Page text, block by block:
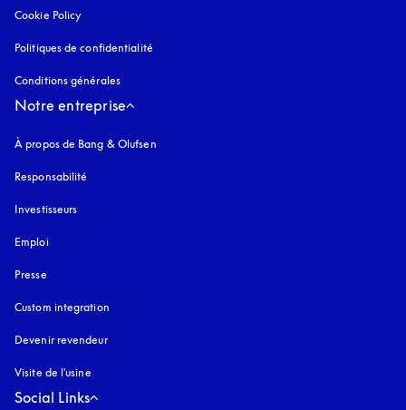
Cookie Policy
Politiques de confidentialité
Conditions générales
Notre entreprise
À propos de Bang & Olufsen
Responsabilité
Investisseurs
Emploi
Presse
Custom integration
Devenir revendeur
Visite de l'usine
Social Links